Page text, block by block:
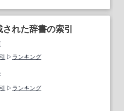
れた辞書の索引
ランキング
ランキング